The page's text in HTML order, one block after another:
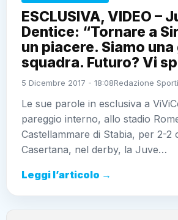
ESCLUSIVA, VIDEO –
Dentice: “Tornare a
un piacere. Siamo
squadra. Futuro? Vi
5 Dicembre 2017 - 18:08Redazione
Le sue parole in esclusiva a
pareggio interno, allo stadio
Castellammare di Stabia, per 2-2
Casertana, nel derby, la Juve…
Leggi l’articolo →